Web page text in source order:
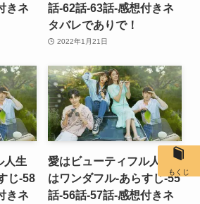
きネ
話-62話-63話-感想付きネ
タバレでありで！
2022年1月21日
人生
じ-58
きネ
愛はビューティフル人生
はワンダフル-あらすじ-55
話-56話-57話-感想付きネ
もくじ